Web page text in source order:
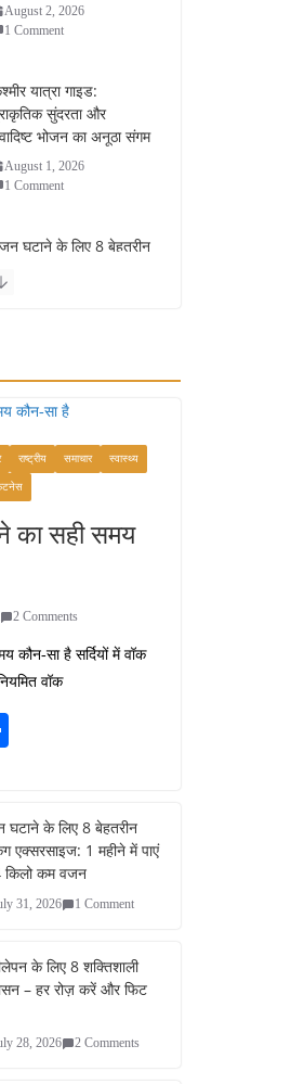
August 2, 2026
1 Comment
यात्रा गाइड:
सुंदरता और
भोजन का अनूठा संगम
August 1, 2026
1 Comment
घटाने के लिए 8 बेहतरीन
3-4 किलो कम वजन
यात्रा गाइड: पवित्र
स्थल, दर्शन स्थल और
30, 2026 1 Comment
सुंदरता की खोज: दक्षिण भारत
अवश्य जाने वाले
4 Comments
की सबसे खूबसूरत
तक का सफर
August 5, 2026
राष्ट्रीय समाचार स्वास्थ्य
का सही समय
2 Comments
कौन-सा है सर्दियों में वॉक
वॉक
घटाने के लिए 8 बेहतरीन
एक्सरसाइज: 1 महीने में पाएं
किलो कम वजन
31, 2026 1 Comment
के लिए 8 शक्तिशाली
– हर रोज़ करें और फिट
28, 2026 2 Comments